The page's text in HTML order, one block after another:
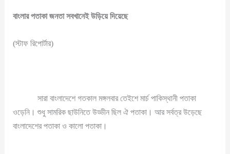
বাংলার পতাকা জনতা সবখানেই উড়িয়ে দিয়েছে
(স্টাফ রিপোর্টার)
সারা বাংলাদেশে গতকাল মঙ্গলবার তেইশে মার্চ পাকিস্থানী পতাকা
ওড়েনি। শুধু সামরিক ছাউনিতে উড্ডীন ছিল ঐ পতাকা। আর সর্বত্র উড়েছে
বাংলাদেশের পতাকা ও কালো পতাকা।